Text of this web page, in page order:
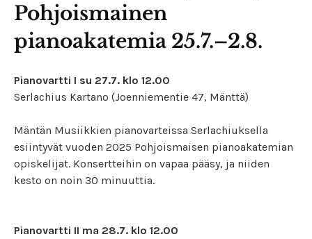
Pohjoismainen
pianoakatemia 25.7.–2.8.
Pianovartti I su 27.7. klo 12.00
Serlachius Kartano (Joenniementie 47, Mänttä)
Mäntän Musiikkien pianovarteissa Serlachiuksella
esiintyvät vuoden 2025 Pohjoismaisen pianoakatemian
opiskelijat. Konsertteihin on vapaa pääsy, ja niiden
kesto on noin 30 minuuttia.
Pianovartti II ma 28.7. klo 12.00